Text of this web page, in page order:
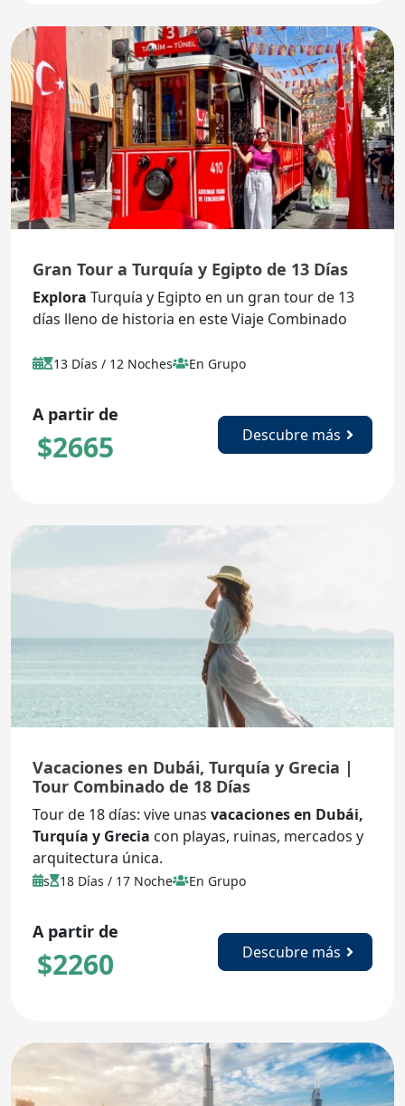
Gran Tour a Turquía y Egipto de 13 Días
Explora Turquía y Egipto en un gran tour de 13
días lleno de historia en este Viaje Combinado
13 Días / 12 Noches En Grupo
A partir de
$2665 Descubre más
Vacaciones en Dubái, Turquía y Grecia |
Tour Combinado de 18 Días
Tour de 18 días: vive unas vacaciones en Dubái,
Turquía y Grecia con playas, ruinas, mercados y
arquitectura única.
s 18 Días / 17 Noche En Grupo
A partir de
$2260 Descubre más